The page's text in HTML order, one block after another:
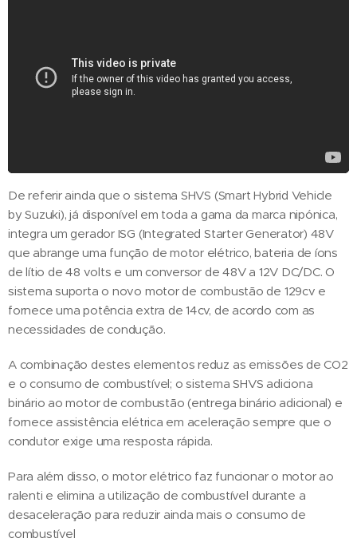
De referir ainda que o sistema SHVS (Smart Hybrid Vehicle
by Suzuki), já disponível em toda a gama da marca nipónica,
integra um gerador ISG (Integrated Starter Generator) 48V
que abrange uma função de motor elétrico, bateria de íons
de lítio de 48 volts e um conversor de 48V a 12V DC/DC. O
sistema suporta o novo motor de combustão de 129cv e
fornece uma potência extra de 14cv, de acordo com as
necessidades de condução.
A combinação destes elementos reduz as emissões de CO2
e o consumo de combustível; o sistema SHVS adiciona
binário ao motor de combustão (entrega binário adicional) e
fornece assistência elétrica em aceleração sempre que o
condutor exige uma resposta rápida.
Para além disso, o motor elétrico faz funcionar o motor ao
ralenti e elimina a utilização de combustível durante a
desaceleração para reduzir ainda mais o consumo de
combustível